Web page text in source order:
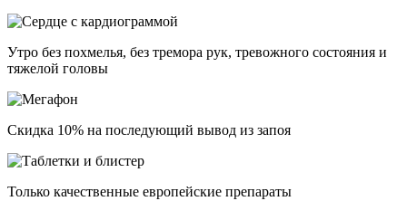
Утро без похмелья, без тремора рук, тревожного состояния и
тяжелой головы
Скидка 10% на последующий вывод из запоя
Только качественные европейские препараты